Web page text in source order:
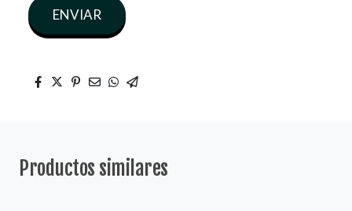
ENVIAR
Productos similares